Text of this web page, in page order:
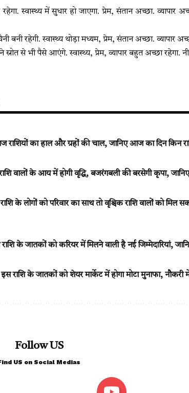
स्वास्थ्य में सुधार हो जाएगा. प्रेम, संतान अच्छा. व्यापार
बनी रहेगी. स्वास्थ्य थोड़ा मध्यम, प्रेम, संतान अच्छा. व्यापार
से भी पैसे आएंगे. स्वास्थ्य, प्रेम, व्यापार बहुत अच्छा रहेगा.
का हाल और ग्रहों की चाल, जानिए आज का दिन किन
के आय में होगी वृद्धि, बजरंगबली की बरसेगी कृपा, जानिए
के लोगों को परिवार का साथ तो वृश्चिक राशि वालों को मिल
के जातकों को करियर में मिलने वाली है नई जिम्मेदारियां,
के जातकों को शेयर मार्केट में होगा मोटा मुनाफा,
Follow US
US on Social Medias